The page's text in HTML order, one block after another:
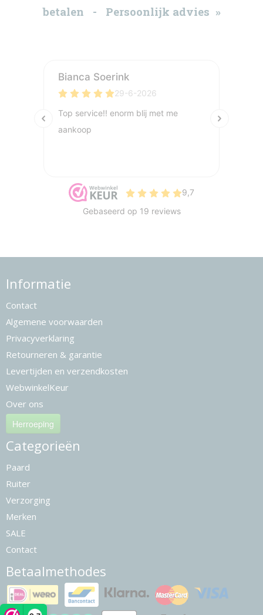
betalen - Persoonlijk advies »
Informatie
Contact
Algemene voorwaarden
Privacyverklaring
Retourneren & garantie
Levertijden en verzendkosten
WebwinkelKeur
Over ons
Herroeping
Categorieën
Paard
Ruiter
Verzorging
Merken
SALE
Contact
Betaalmethodes